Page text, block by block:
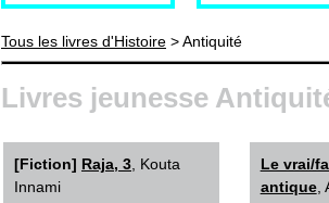
Tous les livres d'Histoire > Antiquité
Livres jeunesse
[Fiction] Raja, 3 , Kouta
Innami
Le vrai/
antique,